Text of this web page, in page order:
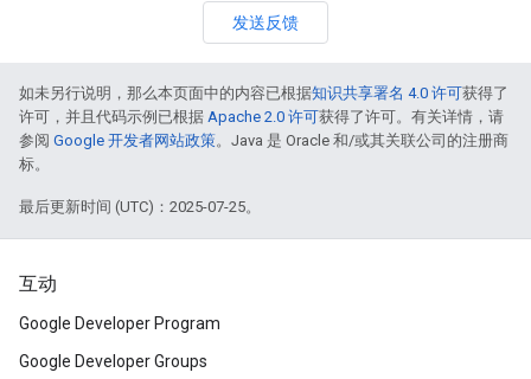
发送反馈
如未另行说明，那么本页面中的内容已根据知识共享署名 4.0 许可获得了
许可，并且代码示例已根据 Apache 2.0 许可获得了许可。有关详情，请
参阅 Google 开发者网站政策。Java 是 Oracle 和/或其关联公司的注册商
标。
最后更新时间 (UTC)：2025-07-25。
互动
Google Developer Program
Google Developer Groups